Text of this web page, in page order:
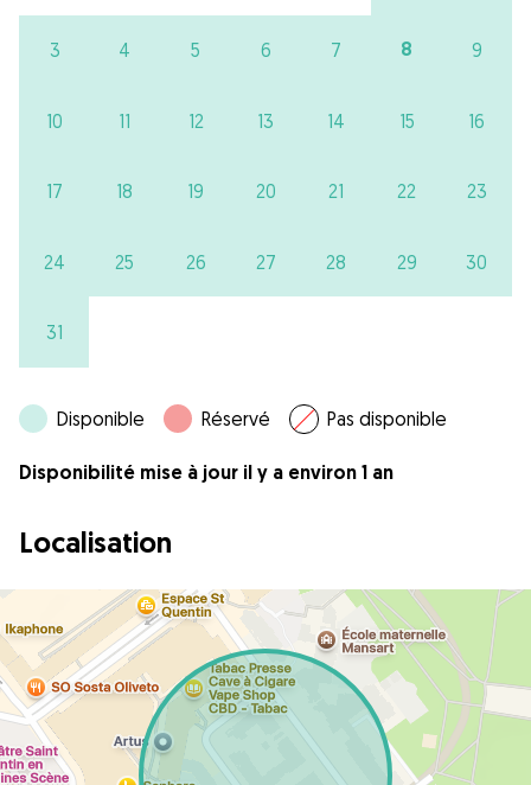
3 4 5 6 7 8 9
10 11 12 13 14 15 16
17 18 19 20 21 22 23
24 25 26 27 28 29 30
31
Disponible Réservé Pas disponible
Disponibilité mise à jour il y a environ 1 an
Localisation